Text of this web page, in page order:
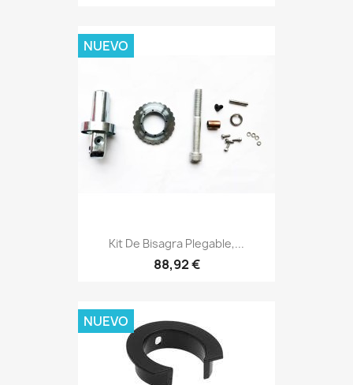
Kit De Bisagra Plegable,...
88,92 €
NUEVO
NUEVO